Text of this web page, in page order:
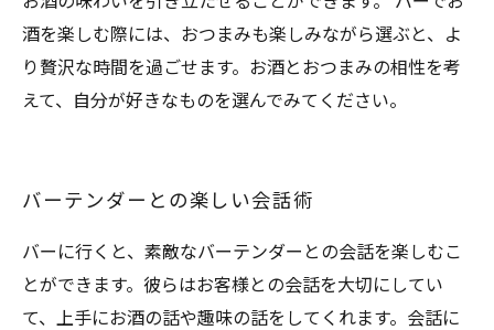
酒を楽しむ際には、おつまみも楽しみながら選ぶと、よ
り贅沢な時間を過ごせます。お酒とおつまみの相性を考
えて、自分が好きなものを選んでみてください。
バーテンダーとの楽しい会話術
バーに行くと、素敵なバーテンダーとの会話を楽しむこ
とができます。彼らはお客様との会話を大切にしてい
て、上手にお酒の話や趣味の話をしてくれます。会話に